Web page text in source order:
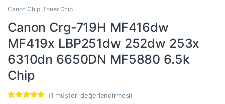
Canon Chip,Toner Chip
Canon Crg-719H MF416dw
MF419x LBP251dw 252dw 253x
6310dn 6650DN MF5880 6.5k
Chip
(1 müşteri değerlendirmesi)